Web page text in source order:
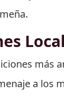
más
a los